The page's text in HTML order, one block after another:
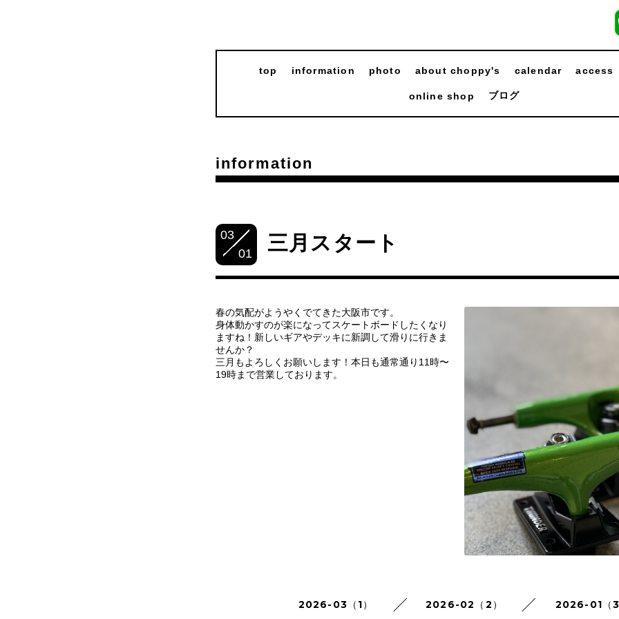
top information photo about choppy's calendar access
online shop ブログ
information
03
01
三月スタート
春の気配がようやくでてきた大阪市です。
身体動かすのが楽になってスケートボードしたくなり
ますね！新しいギアやデッキに新調して滑りに行きま
せんか？
三月もよろしくお願いします！本日も通常通り11時〜
19時まで営業しております。
2026-03（1） 2026-02（2） 2026-01（